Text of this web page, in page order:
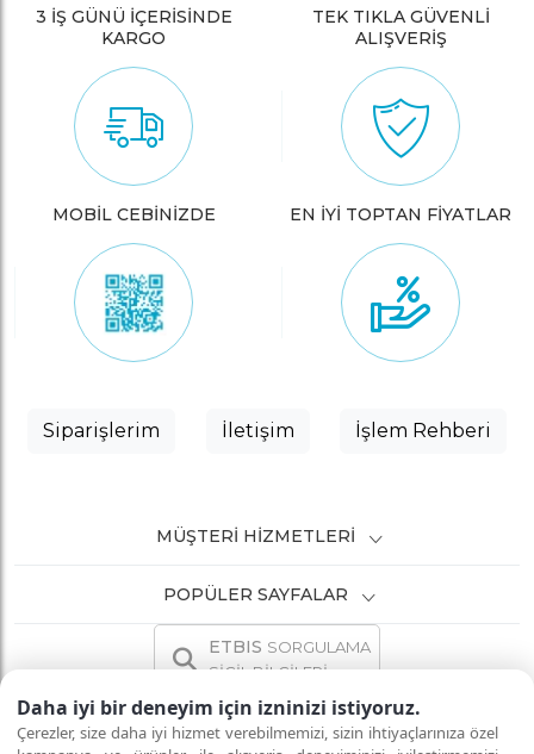
Daha iyi bir deneyim için izninizi istiyoruz.
Çerezler, size daha iyi hizmet verebilmemizi, sizin ihtiyaçlarınıza özel
3 İŞ GÜNÜ İÇERİSİNDE
KARGO
TEK TIKLA GÜVENLİ
ALIŞVERİŞ
MOBİL CEBİNİZDE EN İYİ TOPTAN FİYATLAR
Siparişlerim İletişim İşlem Rehberi
MÜŞTERI HIZMETLERI
POPÜLER SAYFALAR
ETBIS SORGULAMA
SİCİL BİLGİLERİ